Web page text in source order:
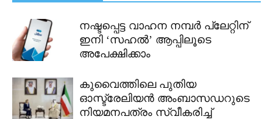
നഷ്ടപ്പെട്ട വാഹന നമ്പർ പ്ലേറ്റിന്
ഇനി ‘സഹൽ’ ആപ്പിലൂടെ
അപേക്ഷിക്കാം
കുവൈത്തിലെ പുതിയ
ഓസ്ട്രേലിയൻ അംബാസഡറുടെ
നിയമനപത്രം സ്വീകരിച്ച്